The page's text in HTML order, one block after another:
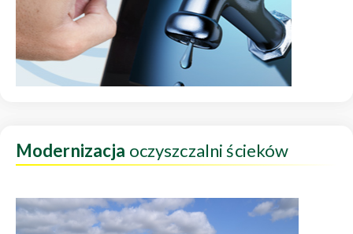
Modernizacja oczyszczalni ścieków